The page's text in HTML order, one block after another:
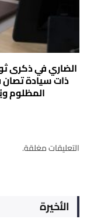
الضاري في ذكرى
ذات سيادة
المظلوم
التعليقات مغلقة.
الأخيرة